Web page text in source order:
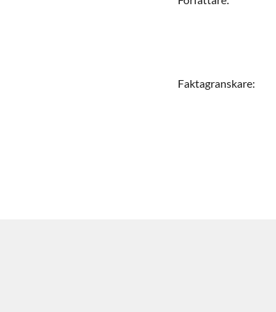
Faktagranskare: